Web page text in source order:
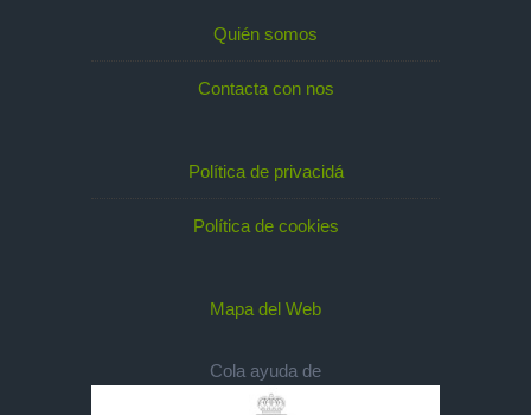
Quién somos
Contacta con nos
Política de privacidá
Política de cookies
Mapa del Web
Cola ayuda de